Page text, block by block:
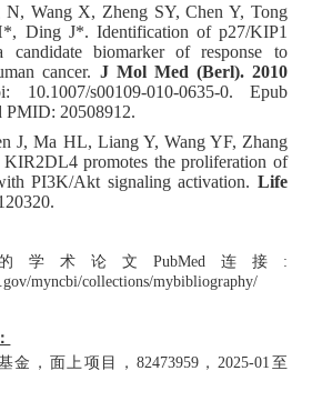
Wang X, Zheng SY, Chen Y, Tong
Ding J*. Identification of p27/KIP1
candidate biomarker of response to
cancer. J Mol Med (Berl). 2010
10.1007/s00109-010-0635-0. Epub
PMID: 20508912.
J, Ma HL, Liang Y, Wang YF, Zhang
promotes the proliferation of
PI3K/Akt signaling activation. Life
学术论文 PubMed 连 接 :
myncbi/collections/mybibliography/
金，面上项目，82473959，2025-01至